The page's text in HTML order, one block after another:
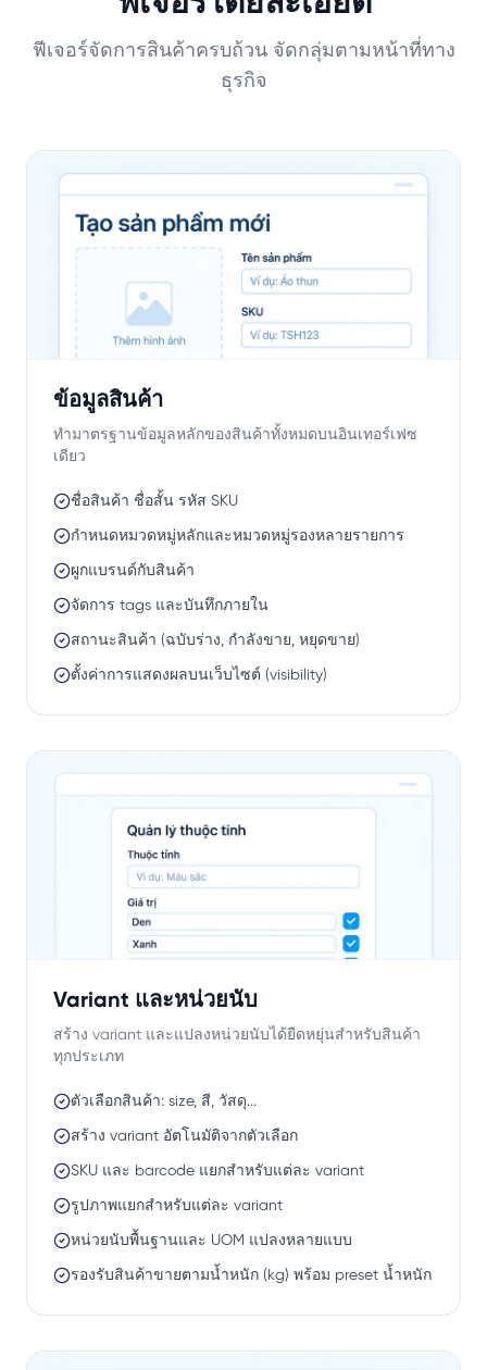
ฟีเจอร์จัดการสินค้าครบถ้วน จัดกลุ่มตามหน้าที่ทาง
ธุรกิจ
ข้อมูลสินค้า
ทำมาตรฐานข้อมูลหลักของสินค้าทั้งหมดบนอินเทอร์เฟซ
เดียว
ชื่อสินค้า ชื่อสั้น รหัส SKU
กำหนดหมวดหมู่หลักและหมวดหมู่รองหลายรายการ
ผูกแบรนด์กับสินค้า
จัดการ tags และบันทึกภายใน
สถานะสินค้า (ฉบับร่าง, กำลังขาย, หยุดขาย)
ตั้งค่าการแสดงผลบนเว็บไซต์ (visibility)
Variant และหน่วยนับ
สร้าง variant และแปลงหน่วยนับได้ยืดหยุ่นสำหรับสินค้า
ทุกประเภท
ตัวเลือกสินค้า: size, สี, วัสดุ...
สร้าง variant อัตโนมัติจากตัวเลือก
SKU และ barcode แยกสำหรับแต่ละ variant
รูปภาพแยกสำหรับแต่ละ variant
หน่วยนับพื้นฐานและ UOM แปลงหลายแบบ
รองรับสินค้าขายตามน้ำหนัก (kg) พร้อม preset น้ำหนัก